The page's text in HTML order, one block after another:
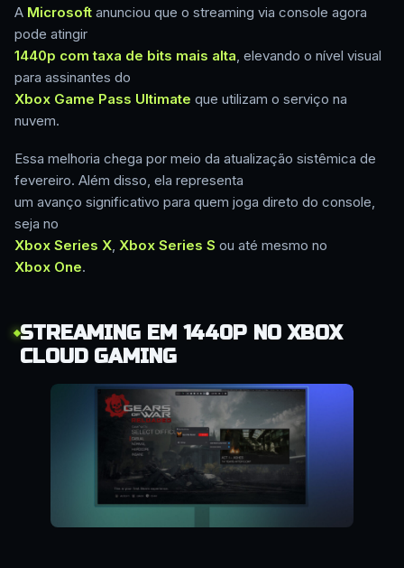
A Microsoft anunciou que o streaming via console agora
pode atingir
1440p com taxa de bits mais alta, elevando o nível visual
para assinantes do
Xbox Game Pass Ultimate que utilizam o serviço na
nuvem.
Essa melhoria chega por meio da atualização sistêmica de
fevereiro. Além disso, ela representa
um avanço significativo para quem joga direto do console,
seja no
Xbox Series X, Xbox Series S ou até mesmo no
Xbox One.
STREAMING EM 1440P NO XBOX
CLOUD GAMING